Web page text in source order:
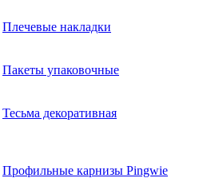
Плечевые накладки
Пакеты упаковочные
Тесьма декоративная
Профильные карнизы Pingwie